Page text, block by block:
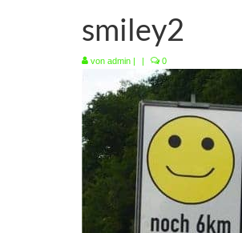
smiley2
von admin | | 0